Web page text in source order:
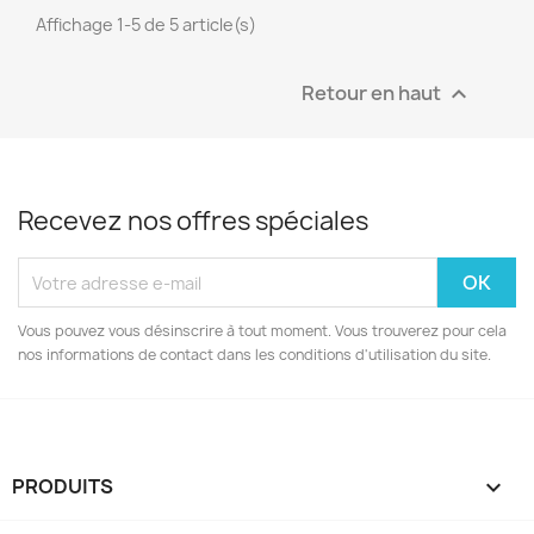
Affichage 1-5 de 5 article(s)
Retour en haut 
Recevez nos offres spéciales
Vous pouvez vous désinscrire à tout moment. Vous trouverez pour cela
nos informations de contact dans les conditions d'utilisation du site.
PRODUITS 